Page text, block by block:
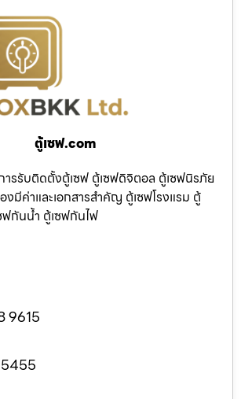
ตู้เซฟ.com
ารรับติดตั้งตู้เซฟ ตู้เซฟดิจิตอล ตู้เซฟนิรภัย
งมีค่าและเอกสารสำคัญ ตู้เซฟโรงแรม ตู้
ฟกันน้ำ ตู้เซฟกันไฟ
9615